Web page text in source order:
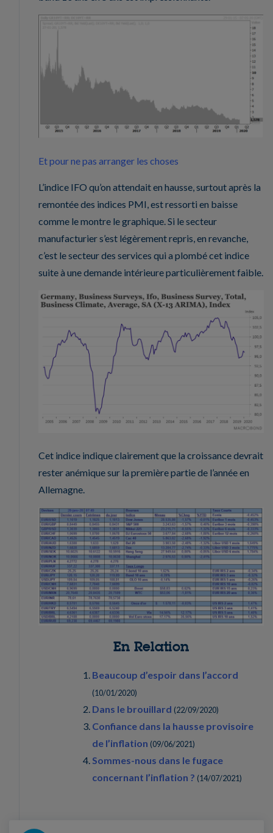
Et pour ne pas arranger les choses
L’indice IFO qu’on attendait en hausse, surtout après la
remontée des indices PMI, est ressorti en baisse
comme le montre le graphique. Si le secteur
manufacturier s’est légèrement repris, en revanche,
c’est le secteur des services qui a plombé cet indice
suite à une demande intérieure particulièrement faible.
Cet indice indique clairement que la croissance devrait
rester anémique sur la première partie de l’année en
Allemagne.
En Relation
Beaucoup d’espoir dans l’accord
(10/01/2020)
Dans le brouillard (22/09/2020)
Confiance dans la hausse provisoire
de l’inflation (09/06/2021)
Sommes-nous dans le fugace
concernant l’inflation ? (14/07/2021)